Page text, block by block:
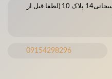
مشهد ، مطهری شمالی 37 ، سبحانی14 پلاک 10 (لطفا قبل از
09154298296